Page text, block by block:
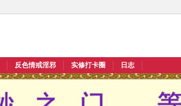
反色情戒淫邪 实修打卡圈 日志